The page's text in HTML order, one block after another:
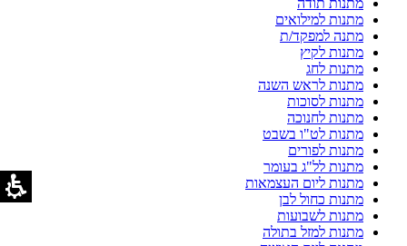
מתנות תודה
מתנות למילואים
מתנה למפקד/ת
מתנות לקיץ
מתנות לחג
מתנות לראש השנה
מתנות לסוכות
מתנות לחנוכה
מתנות לט"ו בשבט
מתנות לפורים
מתנות לל"ג בעומר
מתנות ליום העצמאות
מתנות כחול לבן
מתנות לשבועות
מתנות למזל בתולה